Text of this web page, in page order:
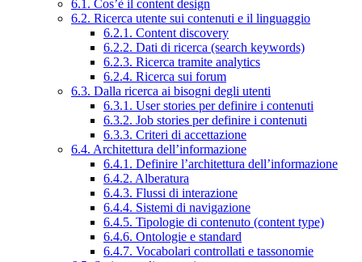
6.1. Cos’è il content design
6.2. Ricerca utente sui contenuti e il linguaggio
6.2.1. Content discovery
6.2.2. Dati di ricerca (search keywords)
6.2.3. Ricerca tramite analytics
6.2.4. Ricerca sui forum
6.3. Dalla ricerca ai bisogni degli utenti
6.3.1. User stories per definire i contenuti
6.3.2. Job stories per definire i contenuti
6.3.3. Criteri di accettazione
6.4. Architettura dell’informazione
6.4.1. Definire l’architettura dell’informazione
6.4.2. Alberatura
6.4.3. Flussi di interazione
6.4.4. Sistemi di navigazione
6.4.5. Tipologie di contenuto (content type)
6.4.6. Ontologie e standard
6.4.7. Vocabolari controllati e tassonomie